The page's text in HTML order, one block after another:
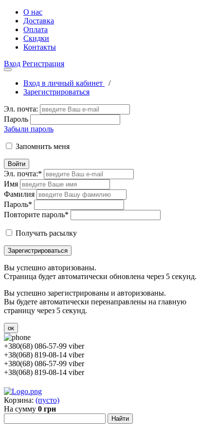
О нас
Доставка
Оплата
Скидки
Контакты
Вход Регистрация
Вход в личный кабинет
/
Зарегистрироваться
Эл. почта:
Пароль
Забыли пароль
Запомнить меня
Войти
Эл. почта:*
Имя
Фамилия
Пароль*
Повторите пароль*
Получать расылку
Зарегистрироваться
Вы успешно авторизованы.
Страница будет автоматически обновлена через 5 секунд.
Вы успешно зарегистрированы и авторизованы.
Вы будете автоматически перенаправлены на главную
страницу через 5 секунд.
ок
+380(68) 086-57-99 viber
+38(068) 819-08-14 viber
+380(68) 086-57-99 viber
+38(068) 819-08-14 viber
Корзина: (пусто)
На сумму 0 грн